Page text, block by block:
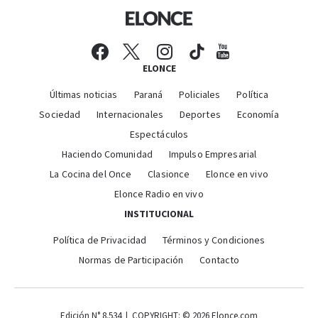
ELONCE
Últimas noticias Paraná Policiales
Política
Sociedad
Internacionales Deportes
Economía
Espectáculos
Haciendo Comunidad
Impulso Empresarial
La Cocina del Once
Clasionce
Elonce en vivo
Elonce Radio en vivo
INSTITUCIONAL
Política de Privacidad
Términos y Condiciones
Normas de Participación
Contacto